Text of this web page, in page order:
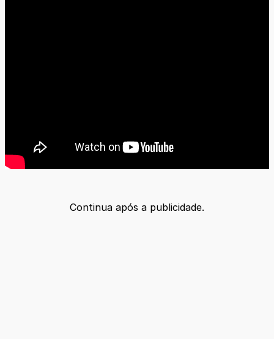
Continua após a publicidade.